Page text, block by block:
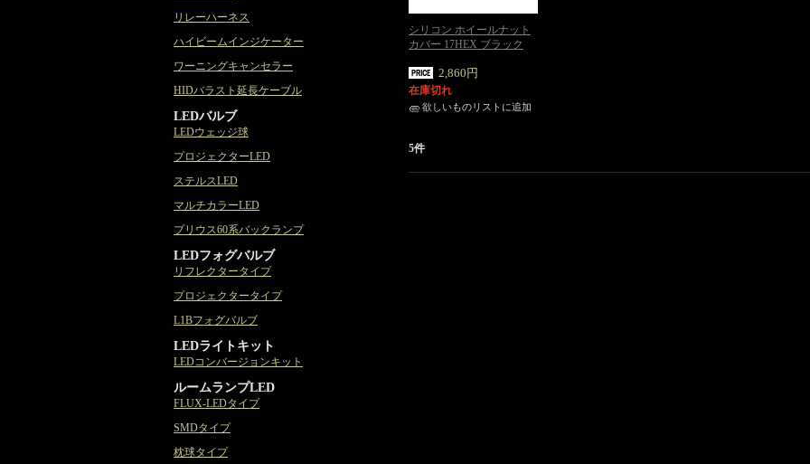
シリコン ホイールナット
カバー 17HEX ブラック
2,860円
在庫切れ
欲しいものリストに追加
5件
リレーハーネス
ハイビームインジケーター
ワーニングキャンセラー
HIDバラスト延長ケーブル
LEDバルブ
LEDウェッジ球
プロジェクターLED
ステルスLED
マルチカラーLED
プリウス60系バックランプ
LEDフォグバルブ
リフレクタータイプ
プロジェクタータイプ
L1Bフォグバルブ
LEDライトキット
LEDコンバージョンキット
ルームランプLED
FLUX-LEDタイプ
SMDタイプ
枕球タイプ